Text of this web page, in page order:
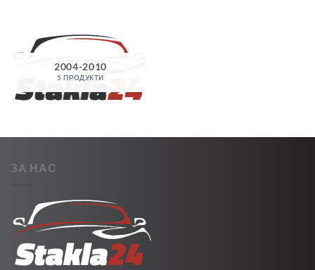
2004-2010
5 ПРОДУКТИ
ЗА НАС